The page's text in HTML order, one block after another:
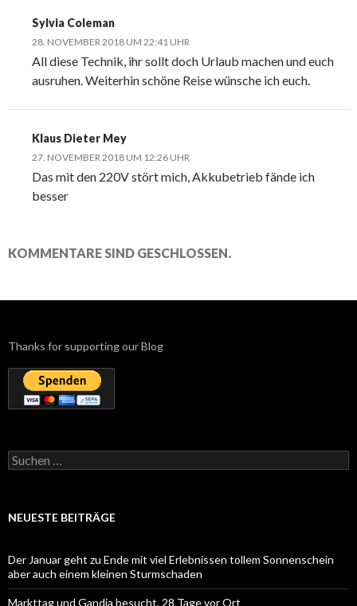
Sylvia Coleman
28. NOVEMBER 2018 UM 22:41 UHR
All diese Technik, ihr sollt doch Urlaub machen und euch
ausruhen. Weiterhin schöne Reise wünsche ich euch.
Klaus Dieter Mey
27. NOVEMBER 2018 UM 12:26 UHR
Das mit den 220V stört mich, Akkubetrieb fände ich
besser
KOMMENTARE SIND GESCHLOSSEN.
Thanks for supporting our Blog
Suchen
nach:
NEUESTE BEITRÄGE
Der Januar geht zu Ende mit viel Erlebnissen tollem Sonnenschein
aber auch einem kleinen Sturmschaden
Markttag und Gandia besucht, 28 Tage vor Ort